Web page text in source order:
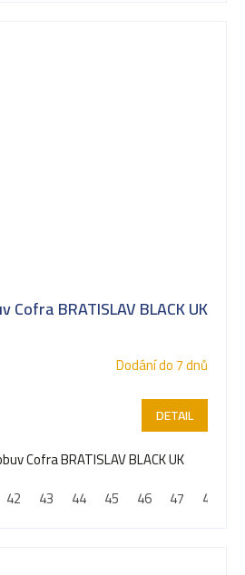
BRATISLAV BLACK UK
Dodání do 7 dnů
DETAIL
Cofra BRATISLAV BLACK UK
42 43 44 45 46 47 48